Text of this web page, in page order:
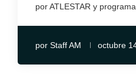
por ATLESTAR y
por Staff AM octubre